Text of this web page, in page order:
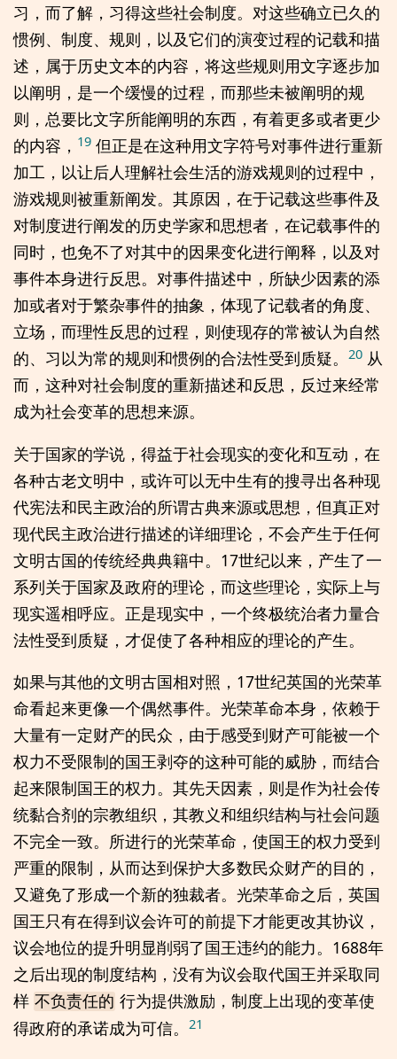
习，而了解，习得这些社会制度。对这些确立已久的
惯例、制度、规则，以及它们的演变过程的记载和描
述，属于历史文本的内容，将这些规则用文字逐步加
以阐明，是一个缓慢的过程，而那些未被阐明的规
则，总要比文字所能阐明的东西，有着更多或者更少
的内容， 19 但正是在这种用文字符号对事件进行重新
加工，以让后人理解社会生活的游戏规则的过程中，
游戏规则被重新阐发。其原因，在于记载这些事件及
对制度进行阐发的历史学家和思想者，在记载事件的
同时，也免不了对其中的因果变化进行阐释，以及对
事件本身进行反思。对事件描述中，所缺少因素的添
加或者对于繁杂事件的抽象，体现了记载者的角度、
立场，而理性反思的过程，则使现存的常被认为自然
的、习以为常的规则和惯例的合法性受到质疑。 20 从
而，这种对社会制度的重新描述和反思，反过来经常
成为社会变革的思想来源。
关于国家的学说，得益于社会现实的变化和互动，在
各种古老文明中，或许可以无中生有的搜寻出各种现
代宪法和民主政治的所谓古典来源或思想，但真正对
现代民主政治进行描述的详细理论，不会产生于任何
文明古国的传统经典典籍中。17世纪以来，产生了一
系列关于国家及政府的理论，而这些理论，实际上与
现实遥相呼应。正是现实中，一个终极统治者力量合
法性受到质疑，才促使了各种相应的理论的产生。
如果与其他的文明古国相对照，17世纪英国的光荣革
命看起来更像一个偶然事件。光荣革命本身，依赖于
大量有一定财产的民众，由于感受到财产可能被一个
权力不受限制的国王剥夺的这种可能的威胁，而结合
起来限制国王的权力。其先天因素，则是作为社会传
统黏合剂的宗教组织，其教义和组织结构与社会问题
不完全一致。所进行的光荣革命，使国王的权力受到
严重的限制，从而达到保护大多数民众财产的目的，
又避免了形成一个新的独裁者。光荣革命之后，英国
国王只有在得到议会许可的前提下才能更改其协议，
议会地位的提升明显削弱了国王违约的能力。1688年
之后出现的制度结构，没有为议会取代国王并采取同
样 不负责任的 行为提供激励，制度上出现的变革使
得政府的承诺成为可信。 21